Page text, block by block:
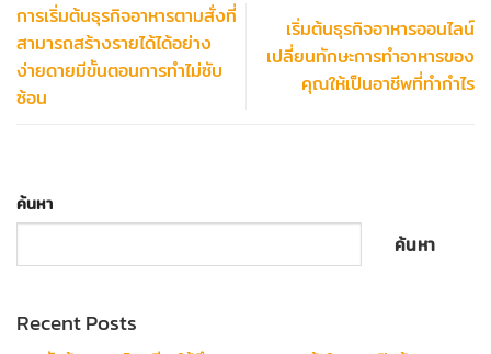
การเริ่มต้นธุรกิจอาหารตามสั่งที่
สามารถสร้างรายได้ได้อย่าง
ง่ายดายมีขั้นตอนการทำไม่ซับ
ซ้อน
เริ่มต้นธุรกิจอาหารออนไลน์
เปลี่ยนทักษะการทำอาหารของ
คุณให้เป็นอาชีพที่ทำกำไร
ค้นหา
ค้นหา
Recent Posts